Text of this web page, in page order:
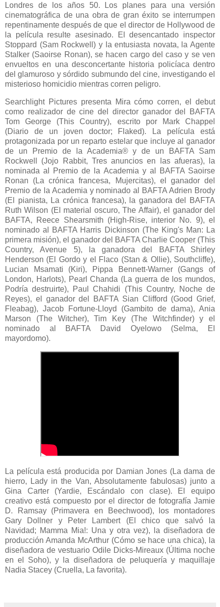
Londres de los años 50. Los planes para una versión
cinematográfica de una obra de gran éxito se interrumpen
repentinamente después de que el director de Hollywood de
la película resulte asesinado. El desencantado inspector
Stoppard (Sam Rockwell) y la entusiasta novata, la Agente
Stalker (Saoirse Ronan), se hacen cargo del caso y se ven
envueltos en una desconcertante historia policíaca dentro
del glamuroso y sórdido submundo del cine, investigando el
misterioso homicidio mientras corren peligro.
Searchlight Pictures presenta Mira cómo corren, el debut
como realizador de cine del director ganador del BAFTA
Tom George (This Country), escrito por Mark Chappel
(Diario de un joven doctor; Flaked). La película está
protagonizada por un reparto estelar que incluye al ganador
de un Premio de la Academia® y de un BAFTA Sam
Rockwell (Jojo Rabbit, Tres anuncios en las afueras), la
nominada al Premio de la Academia y al BAFTA Saoirse
Ronan (La crónica francesa, Mujercitas), el ganador del
Premio de la Academia y nominado al BAFTA Adrien Brody
(El pianista, La crónica francesa), la ganadora del BAFTA
Ruth Wilson (El material oscuro, The Affair), el ganador del
BAFTA, Reece Shearsmith (High-Rise, interior No. 9), el
nominado al BAFTA Harris Dickinson (The King's Man: La
primera misión), el ganador del BAFTA Charlie Cooper (This
Country, Avenue 5), la ganadora del BAFTA Shirley
Henderson (El Gordo y el Flaco (Stan & Ollie), Southcliffe),
Lucian Msamati (Kiri), Pippa Bennett-Warner (Gangs of
London, Harlots), Pearl Chanda (La guerra de los mundos,
Podría destruirte), Paul Chahidi (This Country, Noche de
Reyes), el ganador del BAFTA Sian Clifford (Good Grief,
Fleabag), Jacob Fortune-Lloyd (Gambito de dama), Ania
Marson (The Witcher), Tim Key (The Witchfinder) y el
nominado al BAFTA David Oyelowo (Selma, El
mayordomo).
La película está producida por Damian Jones (La dama de
hierro, Lady in the Van, Absolutamente fabulosas) junto a
Gina Carter (Yardie, Escándalo con clase). El equipo
creativo está compuesto por el director de fotografía Jamie
D. Ramsay (Primavera en Beechwood), los montadores
Gary Dollner y Peter Lambert (El chico que salvó la
Navidad; Mamma Mia!: Una y otra vez), la diseñadora de
producción Amanda McArthur (Cómo se hace una chica), la
diseñadora de vestuario Odile Dicks-Mireaux (Última noche
en el Soho), y la diseñadora de peluquería y maquillaje
Nadia Stacey (Cruella, La favorita).